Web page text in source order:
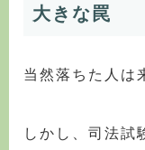
大きな罠
当然落ちた人は
しかし、司法試